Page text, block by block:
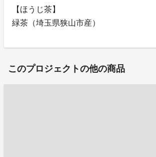
【ほうじ茶】
緑茶（埼玉県狭山市産）
このプロジェクトの他の商品